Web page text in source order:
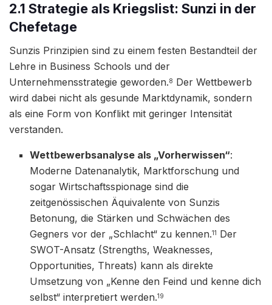
2.1 Strategie als Kriegslist: Sunzi in der
Chefetage
Sunzis Prinzipien sind zu einem festen Bestandteil der
Lehre in Business Schools und der
Unternehmensstrategie geworden.8 Der Wettbewerb
wird dabei nicht als gesunde Marktdynamik, sondern
als eine Form von Konflikt mit geringer Intensität
verstanden.
Wettbewerbsanalyse als „Vorherwissen“:
Moderne Datenanalytik, Marktforschung und
sogar Wirtschaftsspionage sind die
zeitgenössischen Äquivalente von Sunzis
Betonung, die Stärken und Schwächen des
Gegners vor der „Schlacht“ zu kennen.11
Der
SWOT-Ansatz (Strengths, Weaknesses,
Opportunities, Threats) kann als direkte
Umsetzung von „Kenne den Feind und kenne dich
selbst“ interpretiert werden.19